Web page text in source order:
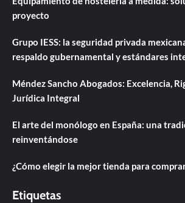
proyecto
Grupo IESS: la seguridad privada
respaldo gubernamental y estándares
Méndez Sancho Abogados: Excelencia,
Jurídica Integral
El arte del monólogo en España: una
reinventándose
¿Cómo elegir la mejor tienda para
Etiquetas